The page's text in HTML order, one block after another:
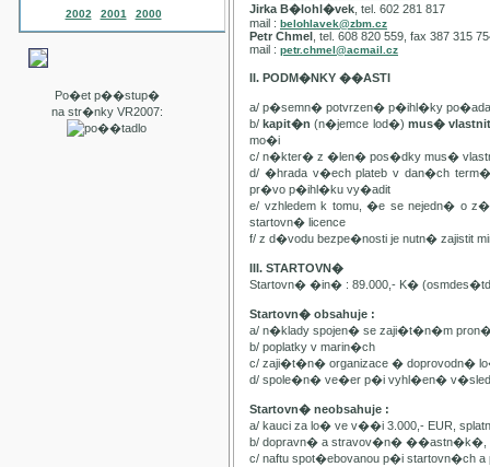
2002
2001 2000
Po�et p��stup�
na str�nky VR2007:
Jirka B�lohl�vek , tel. 602 281 817
mail : belohlavek@zbm.cz
Petr Chmel , tel. 608 820 559, fax 387 315
mail : petr.chmel@acmail.cz
II. PODM�NKY ��ASTI
a/ p�semn� potvrzen� p�ihl�ky
b/kapit�n(n�jemce lod�) mus�
mo�i
c/ n�kter� z �len� pos�dky mus�
d/ �hrada v�ech plateb v dan�ch
pr�vo p�ihl�ku vy�adit
e/ vzhledem k tomu, �e se nejedn� o
startovn� licence
f/ z d�vodu bezpe�nosti je nutn� zajistit
III. STARTOVN�
Startovn� �in� : 89.000,- K�
Startovn� obsahuje :
a/ n�klady spojen� se zaji�t�n�m
b/ poplatky v marin�ch
c/ zaji�t�n� organizace � doprovodn�
d/ spole�n� ve�er p�i vyhl�en�
Startovn� neobsahuje :
a/ kauci za lo� ve v��i 3.000,- EUR,
b/ dopravn� a stravov�n� ��astn�k�,
c/ naftu spot�ebovanou p�i startovn�ch